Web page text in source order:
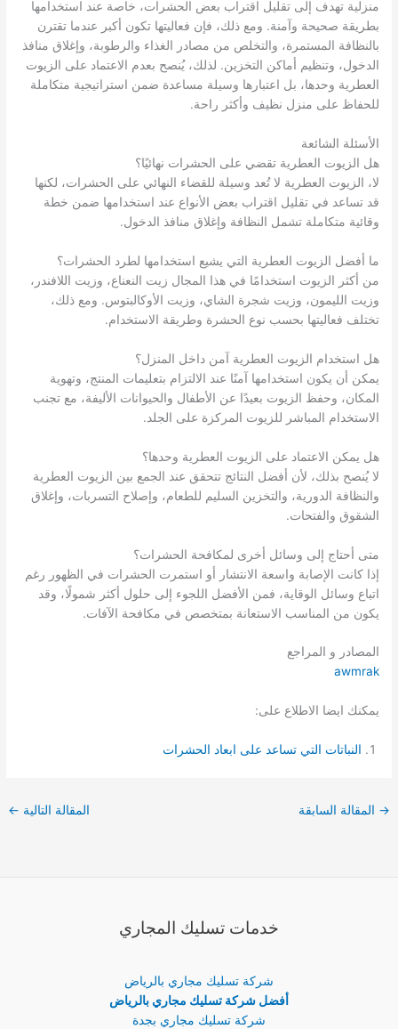
منزلية تهدف إلى تقليل اقتراب بعض الحشرات، خاصة عند استخدامها
بطريقة صحيحة وآمنة. ومع ذلك، فإن فعاليتها تكون أكبر عندما تقترن
بالنظافة المستمرة، والتخلص من مصادر الغذاء والرطوبة، وإغلاق منافذ
الدخول، وتنظيم أماكن التخزين. لذلك، يُنصح بعدم الاعتماد على الزيوت
العطرية وحدها، بل اعتبارها وسيلة مساعدة ضمن استراتيجية متكاملة
للحفاظ على منزل نظيف وأكثر راحة.
الأسئلة الشائعة
هل الزيوت العطرية تقضي على الحشرات نهائيًا؟
لا، الزيوت العطرية لا تُعد وسيلة للقضاء النهائي على الحشرات، لكنها
قد تساعد في تقليل اقتراب بعض الأنواع عند استخدامها ضمن خطة
وقائية متكاملة تشمل النظافة وإغلاق منافذ الدخول.
ما أفضل الزيوت العطرية التي يشيع استخدامها لطرد الحشرات؟
من أكثر الزيوت استخدامًا في هذا المجال زيت النعناع، وزيت اللافندر،
وزيت الليمون، وزيت شجرة الشاي، وزيت الأوكالبتوس. ومع ذلك،
تختلف فعاليتها بحسب نوع الحشرة وطريقة الاستخدام.
هل استخدام الزيوت العطرية آمن داخل المنزل؟
يمكن أن يكون استخدامها آمنًا عند الالتزام بتعليمات المنتج، وتهوية
المكان، وحفظ الزيوت بعيدًا عن الأطفال والحيوانات الأليفة، مع تجنب
الاستخدام المباشر للزيوت المركزة على الجلد.
هل يمكن الاعتماد على الزيوت العطرية وحدها؟
لا يُنصح بذلك، لأن أفضل النتائج تتحقق عند الجمع بين الزيوت العطرية
والنظافة الدورية، والتخزين السليم للطعام، وإصلاح التسربات، وإغلاق
الشقوق والفتحات.
متى أحتاج إلى وسائل أخرى لمكافحة الحشرات؟
إذا كانت الإصابة واسعة الانتشار أو استمرت الحشرات في الظهور رغم
اتباع وسائل الوقاية، فمن الأفضل اللجوء إلى حلول أكثر شمولًا، وقد
يكون من المناسب الاستعانة بمتخصص في مكافحة الآفات.
المصادر و المراجع
awmrak
يمكنك ايضا الاطلاع على:
النباتات التي تساعد على ابعاد الحشرات
→ المقالة السابقة المقالة التالية ←
خدمات تسليك المجاري
شركة تسليك مجاري بالرياض
أفضل شركة تسليك مجاري بالرياض
شركة تسليك مجاري بجدة